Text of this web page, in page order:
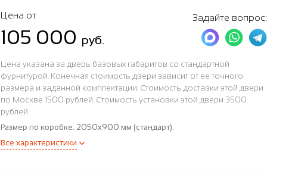
Цена от
105 000 руб.
Задайте вопрос:
Цена указана за дверь базовых габаритов со стандартной
фурнитурой. Конечная стоимость двери зависит от ее точного
размера и заданной комплектации. Стоимость доставки этой двери
по Москве 1500 рублей. Стоимость установки этой двери 3500
рублей.
Размер по коробке: 2050x900 мм (стандарт).
Все характеристики